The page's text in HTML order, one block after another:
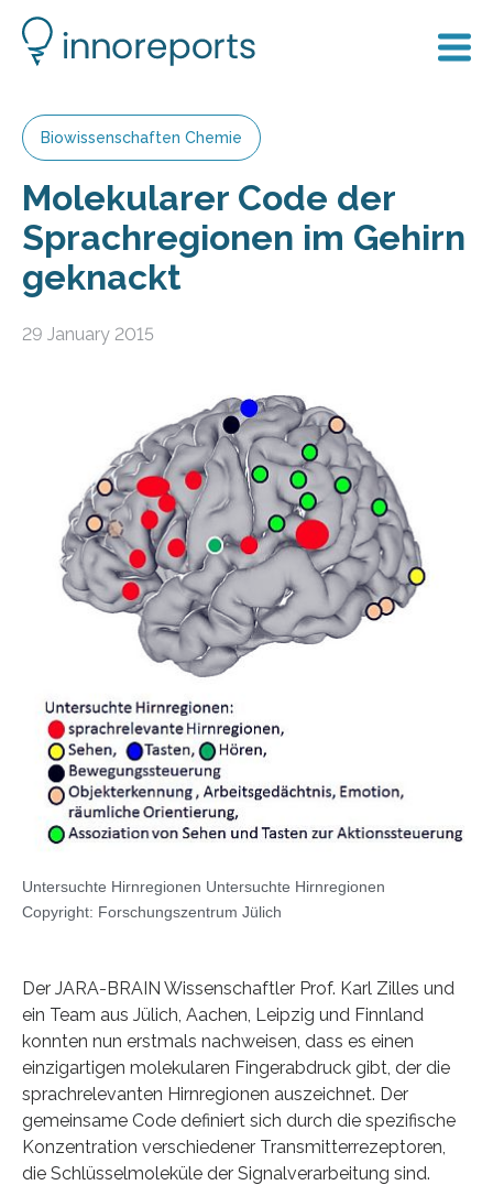
Biowissenschaften Chemie
Molekularer Code der
Sprachregionen im Gehirn
geknackt
29 January 2015
Untersuchte Hirnregionen Untersuchte Hirnregionen
Copyright: Forschungszentrum Jülich
Der JARA-BRAIN Wissenschaftler Prof. Karl Zilles und
ein Team aus Jülich, Aachen, Leipzig und Finnland
konnten nun erstmals nachweisen, dass es einen
einzigartigen molekularen Fingerabdruck gibt, der die
sprachrelevanten Hirnregionen auszeichnet. Der
gemeinsame Code definiert sich durch die spezifische
Konzentration verschiedener Transmitterrezeptoren,
die Schlüsselmoleküle der Signalverarbeitung sind.